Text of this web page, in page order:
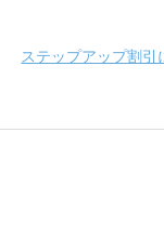
ステップアップ割引